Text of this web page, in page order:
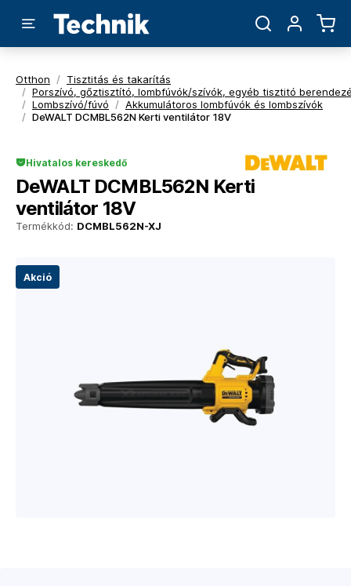
Otthon / Tisztitás és takarítás
/ Porszívó, gőztisztító, lombfúvók/szívók, egyéb tisztitó
/ Lombszívó/fúvó / Akkumulátoros lombfúvók és lombszívók
/ DeWALT DCMBL562N Kerti ventilátor 18V
Akció
Termékkód: DCMBL562N-XJ
Hivatalos kereskedő
DeWALT DCMBL562N Kerti
ventilátor 18V